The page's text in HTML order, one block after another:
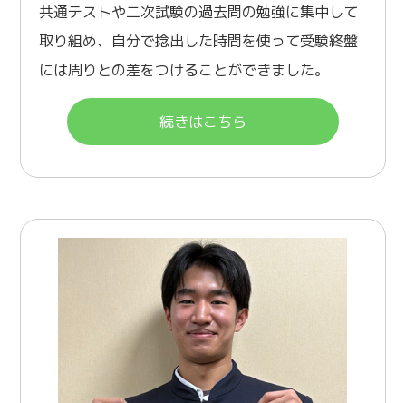
共通テストや二次試験の過去問の勉強に集中して
取り組め、自分で捻出した時間を使って受験終盤
には周りとの差をつけることができました。
続きはこちら